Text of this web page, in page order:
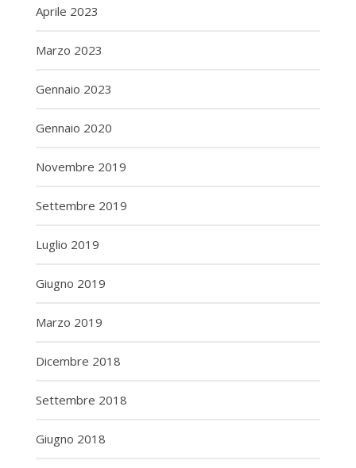
Aprile 2023
Marzo 2023
Gennaio 2023
Gennaio 2020
Novembre 2019
Settembre 2019
Luglio 2019
Giugno 2019
Marzo 2019
Dicembre 2018
Settembre 2018
Giugno 2018